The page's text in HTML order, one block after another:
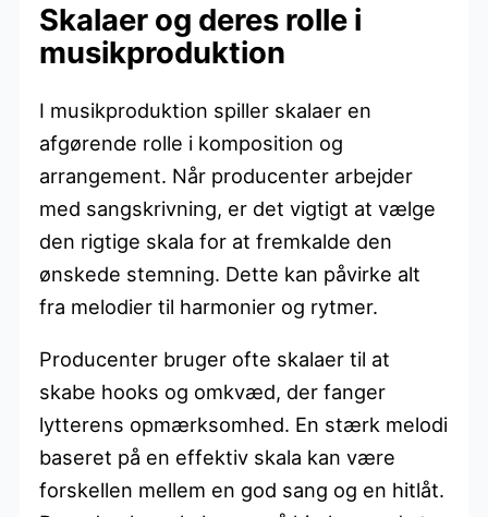
Skalaer og deres rolle i
musikproduktion
I musikproduktion spiller skalaer en
afgørende rolle i komposition og
arrangement. Når producenter arbejder
med sangskrivning, er det vigtigt at vælge
den rigtige skala for at fremkalde den
ønskede stemning. Dette kan påvirke alt
fra melodier til harmonier og rytmer.
Producenter bruger ofte skalaer til at
skabe hooks og omkvæd, der fanger
lytterens opmærksomhed. En stærk melodi
baseret på en effektiv skala kan være
forskellen mellem en god sang og en hitlåt.